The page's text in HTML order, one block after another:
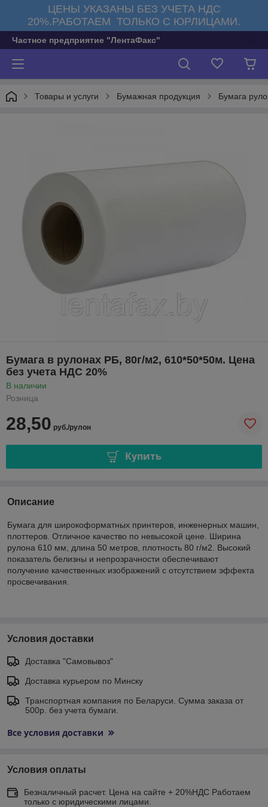
ЦЕНЫ УКАЗАНЫ БЕЗ УЧЕТА НДС
20%.РАБОТАЕМ ТОЛЬКО С ЮРЛИЦАМИ.
Частное предприятие "ЛентаФакс"
Товары и услуги Бумажная продукция Бумага
Бумага в рулонах РБ, 80г/м2, 610*50*50м. Цена
без учета НДС 20%
В наличии
Розница
28,50 руб./рулон
Купить
Описание
Бумага для широкоформатных принтеров, инженерных машин,
плоттеров. Отличное качество по невысокой цене. Ширина
рулона 610 мм, длина 50 метров, плотность 80 г/м2. Высокий
показатель белизны и непрозрачности обеспечивают
получение качественных изображений с отсутствием эффекта
просвечивания.
Условия доставки
Доставка "Самовывоз"
Доставка курьером по Минску
Транспортная компания по Беларуси. Сумма заказа от
500р. без учета бумаги.
Все условия доставки
Условия оплаты
Безналичный расчет. Цена на сайте + 20%НДС Работаем
только с юридическими лицами.